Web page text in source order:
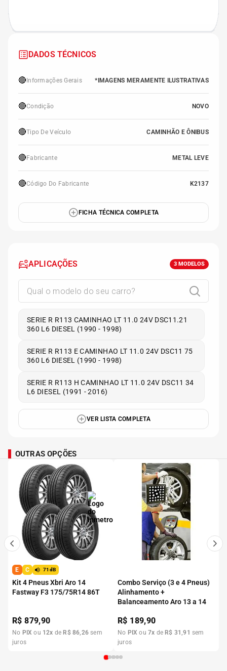
DADOS TÉCNICOS
🔴 Informações Gerais *IMAGENS MERAMENTE ILUSTRATIVAS
🔴Condição NOVO
🔴Tipo De Veículo CAMINHÃO E ÔNIBUS
🔴 Fabricante METAL LEVE
🔴Código Do Fabricante K2137
FICHA TÉCNICA COMPLETA
APLICAÇÕES 3 MODELOS
SERIE R R113 CAMINHAO LT 11.0 24V DSC11.21
360 L6 DIESEL (1990 - 1998)
SERIE R R113 E CAMINHAO LT 11.0 24V DSC11 75
360 L6 DIESEL (1990 - 1998)
SERIE R R113 H CAMINHAO LT 11.0 24V DSC11 34
L6 DIESEL (1991 - 2016)
VER LISTA COMPLETA
OUTRAS OPÇÕES
E C 71dB
Kit 4 Pneus Xbri Aro 14
Fastway F3 175/75R14 86T
R$879,90
No PIX ou 12x de R$ 86,26 sem
juros
Combo Serviço (3 e 4 Pneus)
Alinhamento +
Balanceamento Aro 13 a 14
R$ 189,90
No PIX ou7x de R$ 31 ,91 sem
juros